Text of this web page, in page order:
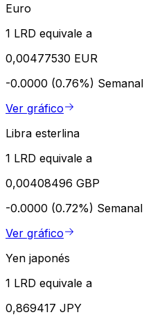
Euro
1 LRD equivale a
0,00477530 EUR
-0.0000 (0.76%) Semanal
Ver gráfico
Libra esterlina
1 LRD equivale a
0,00408496 GBP
-0.0000 (0.72%) Semanal
Ver gráfico
Yen japonés
1 LRD equivale a
0,869417 JPY